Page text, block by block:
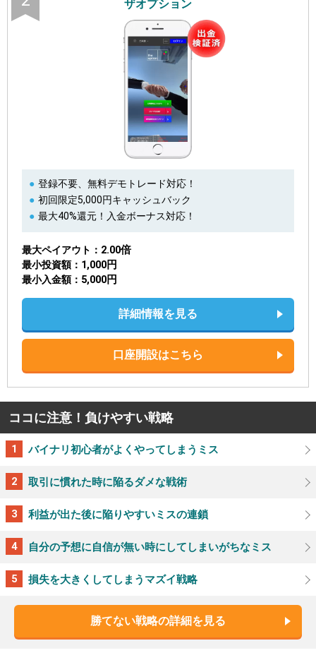
ザオプション
登録不要、無料デモトレード対応！
初回限定5,000円キャッシュバック
最大40%還元！入金ボーナス対応！
最大ペイアウト 2.00倍
最小投資額 1,000円
最小入金額 5,000円
詳細情報を見る
口座開設はこちら
ココに注意！負けやすい戦略
バイナリ初心者がよくやってしまうミス
取引に慣れた時に陥るダメな戦術
利益が出た後に陥りやすいミスの連鎖
自分の予想に自信が無い時にしてしまいがちなミス
損失を大きくしてしまうマズイ戦略
勝てない戦略の詳細を見る